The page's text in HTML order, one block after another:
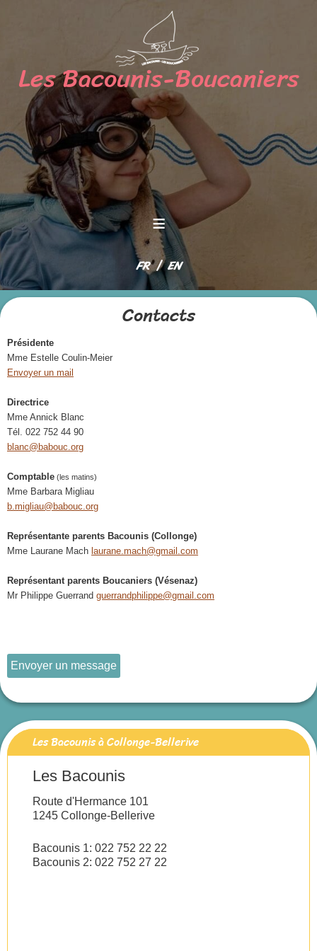
≡
Sélectionnez votre langue
FR EN
Contacts
Présidente
Mme Estelle Coulin-Meier
Envoyer un mail
Directrice
Mme Annick Blanc
Tél. 022 752 44 90
blanc@babouc.org
Comptable (les matins)
Mme Barbara Migliau
b.migliau@babouc.org
Représentante parents Bacounis (Collonge)
Mme Laurane Mach laurane.mach@gmail.com
Représentant parents Boucaniers (Vésenaz)
Mr Philippe Guerrand guerrandphilippe@gmail.com
Envoyer un message
Les Bacounis à Collonge-Bellerive
Les Bacounis
Route d'Hermance 101
1245 Collonge-Bellerive
Bacounis 1: 022 752 22 22
Bacounis 2: 022 752 27 22